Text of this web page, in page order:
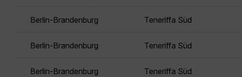
Berlin-Brandenburg Teneriffa Süd
Berlin-Brandenburg Teneriffa Süd
Berlin-Brandenburg Teneriffa Süd